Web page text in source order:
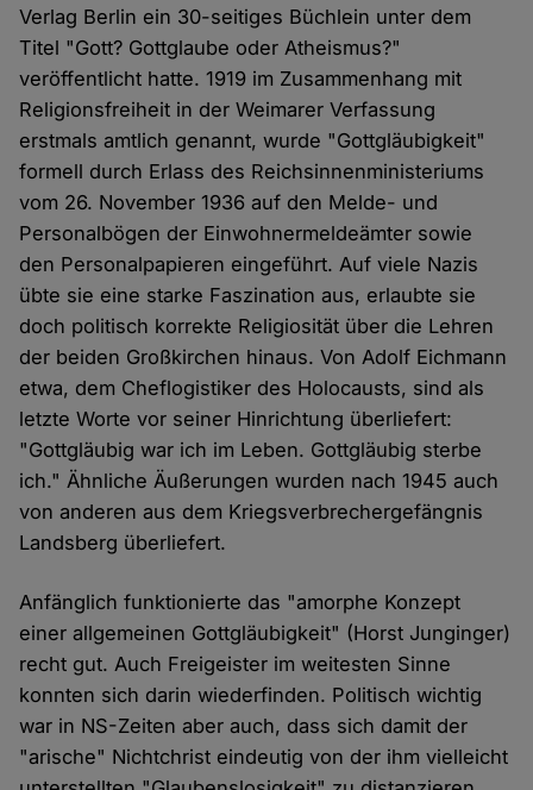
Verlag Berlin ein 30-seitiges Büchlein unter dem
Titel "Gott? Gottglaube oder Atheismus?"
veröffentlicht hatte. 1919 im Zusammenhang mit
Religionsfreiheit in der Weimarer Verfassung
erstmals amtlich genannt, wurde "Gottgläubigkeit"
formell durch Erlass des Reichsinnenministeriums
vom 26. November 1936 auf den Melde- und
Personalbögen der Ein­woh­nermeldeämter sowie
den Perso­nalpapieren eingeführt. Auf viele Nazis
übte sie eine starke Faszination aus, erlaubte sie
doch politisch korrekte Religiosität über die Lehren
der beiden Großkirchen hinaus. Von Adolf Eichmann
etwa, dem Chef­logistiker des Holocausts, sind als
letzte Worte vor seiner Hinrichtung über­liefert:
"Gottgläubig war ich im Leben. Gottgläubig sterbe
ich." Ähnliche Äußerungen wurden nach 1945 auch
von anderen aus dem Kriegs­verbrechergefängnis
Landsberg überliefert.
Anfänglich funktionierte das "amorphe Konzept
einer allgemeinen Gottgläubigkeit" (Horst Junginger)
recht gut. Auch Freigeister im weitesten Sinne
konnten sich darin wiederfinden. Politisch wichtig
war in NS-Zeiten aber auch, dass sich damit der
"arische" Nichtchrist eindeutig von der ihm vielleicht